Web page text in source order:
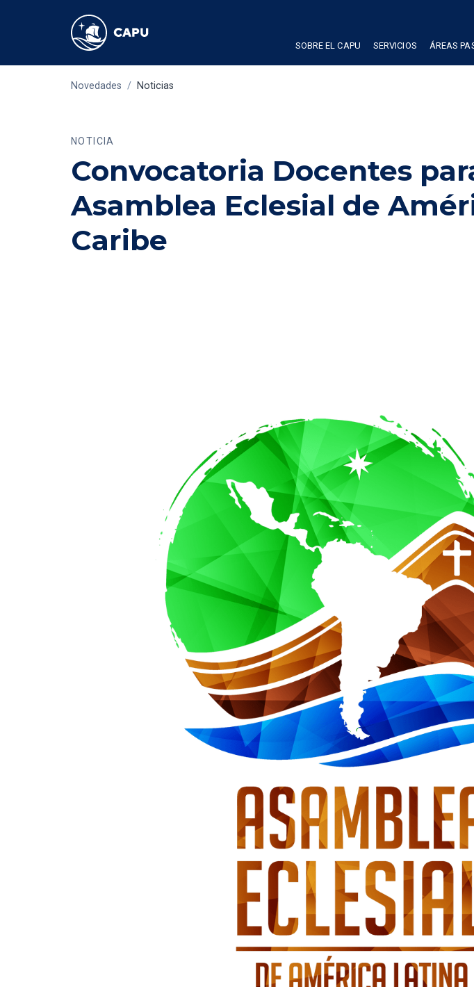
SOBRE EL CAPU SERVICIOS ÁREAS
Novedades / Noticias
NOTICIA
Convocatoria Docentes
Asamblea Eclesial de
Caribe